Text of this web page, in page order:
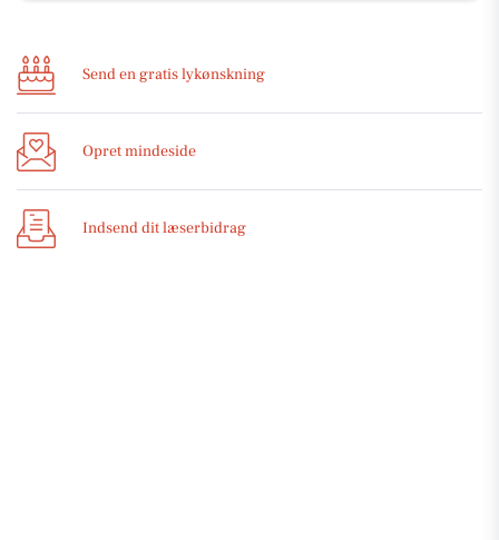
Send en gratis lykønskning
Opret mindeside
Indsend dit læserbidrag